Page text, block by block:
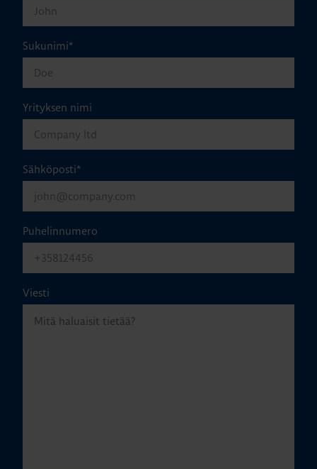
Sukunimi*
Yrityksen nimi
Sähköposti*
Puhelinnumero
Viesti